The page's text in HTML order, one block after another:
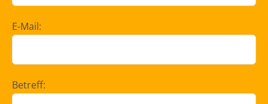
E-Mail:
Betreff: